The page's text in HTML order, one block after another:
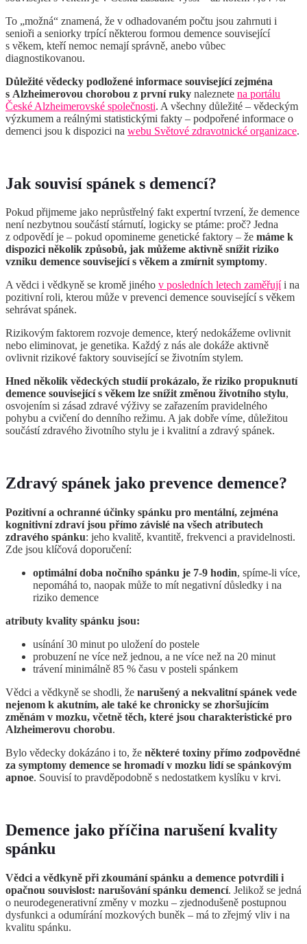
To „možná“ znamená, že v odhadovaném počtu jsou zahrnuti i
senioři a seniorky trpící některou formou demence související
s věkem, kteří nemoc nemají správně, anebo vůbec
diagnostikovanou.
Důležité vědecky podložené informace související zejména
s Alzheimerovou chorobou z první ruky naleznete na portálu
České Alzheimerovské společnosti. A všechny důležité – vědeckým
výzkumem a reálnými statistickými fakty – podpořené informace o
demenci jsou k dispozici na webu Světové zdravotnické organizace.
Jak souvisí spánek s demencí?
Pokud přijmeme jako neprůstřelný fakt expertní tvrzení, že demence
není nezbytnou součástí stárnutí, logicky se ptáme: proč? Jedna
z odpovědí je – pokud opomineme genetické faktory – že máme k
dispozici několik způsobů, jak můžeme aktivně snížit riziko
vzniku demence související s věkem a zmírnit symptomy.
A vědci i vědkyně se kromě jiného v posledních letech zaměřujíi ​​na
pozitivní roli, kterou může v prevenci demence související s věkem
sehrávat spánek.
Rizikovým faktorem rozvoje demence, který nedokážeme ovlivnit
nebo eliminovat, je genetika. Každý z nás ale dokáže aktivně
ovlivnit rizikové faktory související se životním stylem.
Hned několik vědeckých studií prokázalo, že riziko propuknutí
demence související s věkem lze snížit změnou životního stylu,
osvojením si zásad zdravé výživy se zařazením pravidelného
pohybu a cvičení do denního režimu. A jak dobře víme, důležitou
součástí zdravého životního stylu je i kvalitní a zdravý spánek.
Zdravý spánek jako prevence demence?
Pozitivní a ochranné účinky spánku pro mentální, zejména
kognitivní zdraví jsou přímo závislé na všech atributech
zdravého spánku: jeho kvalitě, kvantitě, frekvenci a pravidelnosti.
Zde jsou klíčová doporučení:
optimální doba nočního spánku je 7-9 hodin, spíme-li více,
nepomáhá to, naopak může to mít negativní důsledky i na
riziko demence
atributy kvality spánku jsou:
usínání 30 minut po uložení do postele
probuzení ne více než jednou, a ne více než na 20 minut
trávení minimálně 85 % času v posteli spánkem
Vědci a vědkyně se shodli, že narušený a nekvalitní spánek vede
nejenom k akutním, ale také ke chronicky se zhoršujícím
změnám v mozku, včetně těch, které jsou charakteristické pro
Alzheimerovu chorobu.
Bylo vědecky dokázáno i to, že některé toxiny přímo zodpovědné
za symptomy demence se hromadí v mozku lidí se spánkovým
apnoe. Souvisí to pravděpodobně s nedostatkem kyslíku v krvi.
Demence jako příčina narušení kvality
spánku
Vědci a vědkyně při zkoumání spánku a demence potvrdili i
opačnou souvislost: narušování spánku demencí. Jelikož se jedná
o neurodegenerativní změny v mozku – zjednodušeně postupnou
dysfunkci a odumírání mozkových buněk – má to zřejmý vliv i na
kvalitu spánku.